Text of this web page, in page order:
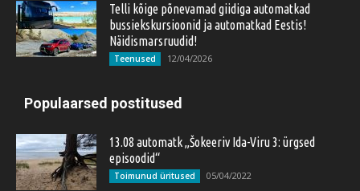
Telli kõige põnevamad giidiga automatkad
bussiekskursioonid ja automatkad Eestis!
Näidismarsruudid!
Teenused 12/04/2026
Populaarsed postitused
13.08 automatk „Šokeeriv Ida-Viru 3: ürgsed
episoodid“
Toimunud üritused 05/04/2022